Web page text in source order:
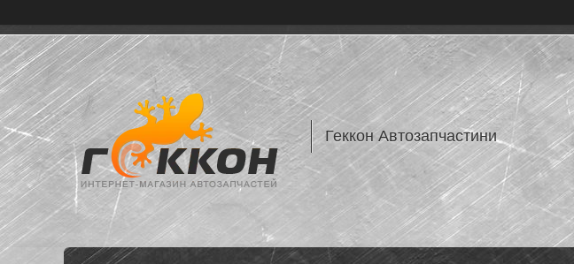
Геккон Автозапчастини